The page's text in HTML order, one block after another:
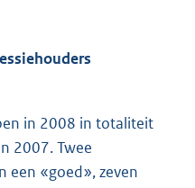
in 2008 in totaliteit
2007. Twee
een «goed», zeven